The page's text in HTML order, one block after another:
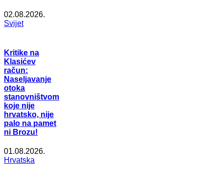
02.08.2026.
Svijet
Kritike na
Klasićev
račun:
Naseljavanje
otoka
stanovništvom
koje nije
hrvatsko, nije
palo na pamet
ni Brozu!
01.08.2026.
Hrvatska